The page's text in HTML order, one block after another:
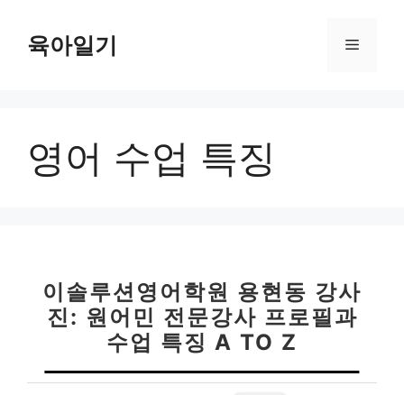
육아일기 메
영어 수업 특징
이솔루션영어학원 용현동 강사
진: 원어민 전문강사 프로필과
수업 특징 A TO Z